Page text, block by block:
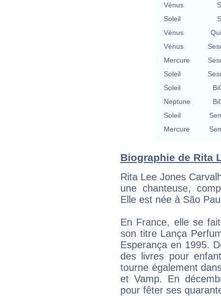
Vénus
Soleil
Vénus
Vénus
Mercure
Soleil
Soleil
Neptune
Soleil
Mercure
Biographie de Rita
Rita Lee Jones
une chanteuse,
Elle est née à São
En France, elle se
son titre Lança
Esperança en 1995.
des livres pour
tourne également
et Vamp. En
pour fêter ses